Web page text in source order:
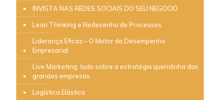
INVISTA NAS REDES SOCIAIS DO SEU NEGÓCIO
Lean Thinking e Redesenho de Processos
Liderança Eficaz – O Motor do Desempenho
Empresarial
Live Marketing: tudo sobre a estratégia queridinha das
grandes empresas
Logística Elástica